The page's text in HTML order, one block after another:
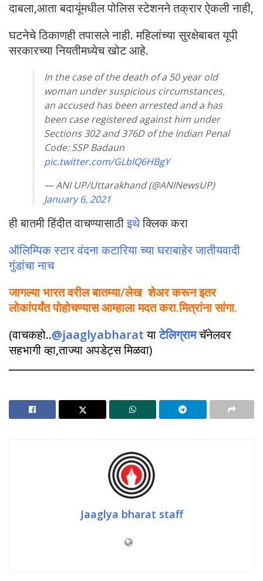
दाबला,आता बदायूंमधील पोलिस स्टेशनने तक्रार ऐकली नाही,
घटनेचे ठिकाणही तपासले नाही. महिलांच्या सुरक्षेबाबत यूपी
सरकारच्या नियतीमध्येच खोट आहे.
In the case of the death of a 50 year old
woman under suspicious circumstances,
an accused has been arrested and a has
been case registered against him under
Sections 302 and 376D of the Indian Penal
Code: SSP Badaun
pic.twitter.com/GLblQ6HBgY
— ANI UP/Uttarakhand (@ANINewsUP)
January 6, 2021
ही बातमी हिंदीत वाचण्यासाठीइथेक्लिक करा
ऑलिम्पिक स्टार वंदना कटारिया च्या घराबाहेर जातीयवादी
गुंडांचा नाच
जागल्या भारत वरील बातम्या/लेख शेअर करून इतर
लोकांपर्यंत पोहोचण्यास आम्हाला मदत करा.मित्रांना सांगा.
(वाचकहो..@jaaglyabharat याटेलिग्रामचॅनेलवर
सहभागी व्हा,ताज्या अपडेट्स मिळवा)
Jaaglya bharat staff